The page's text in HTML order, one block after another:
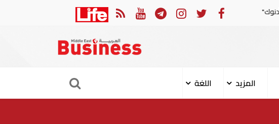
الحرس الثوري: إعادة فتح مضيق هرمز مرهونة بقبول واشنطن الكامل لشروط طهران
المزيد
اللغة